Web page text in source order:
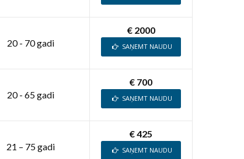
20 - 70 gadi
€ 2000
SAŅEMT NAUDU
20 - 65 gadi
€ 700
SAŅEMT NAUDU
21 – 75 gadi
€ 425
SAŅEMT NAUDU